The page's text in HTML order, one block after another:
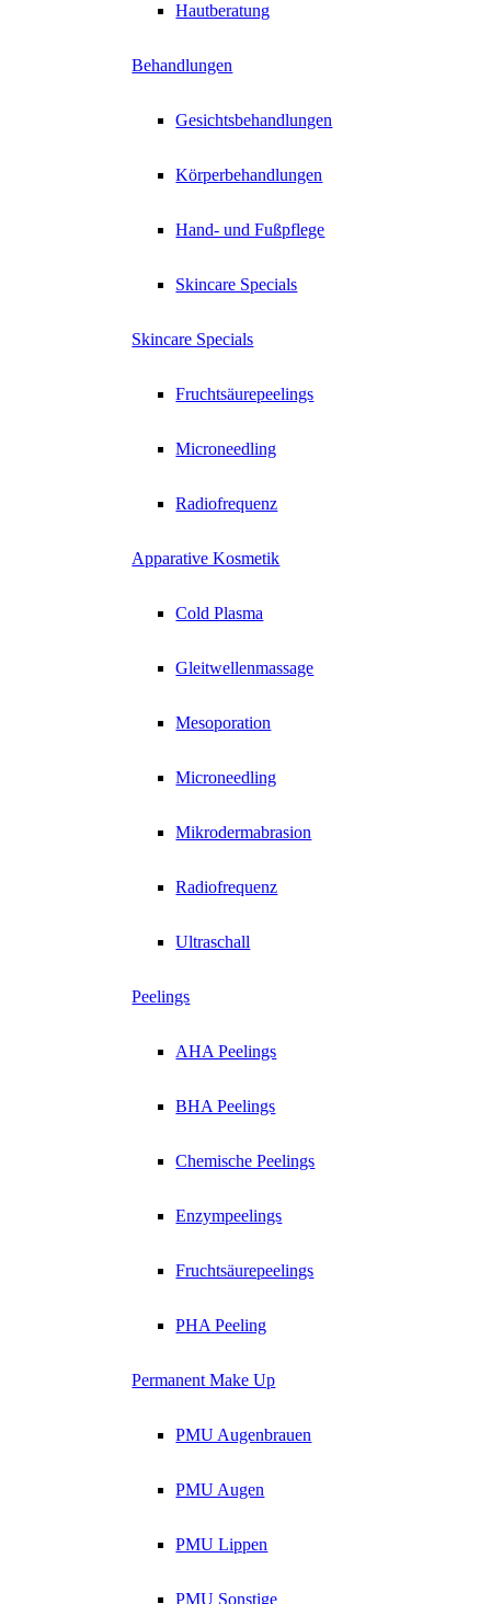
Hautberatung
Behandlungen
Gesichtsbehandlungen
Körperbehandlungen
Hand- und Fußpflege
Skincare Specials
Skincare Specials
Fruchtsäurepeelings
Microneedling
Radiofrequenz
Apparative Kosmetik
Cold Plasma
Gleitwellenmassage
Mesoporation
Microneedling
Mikrodermabrasion
Radiofrequenz
Ultraschall
Peelings
AHA Peelings
BHA Peelings
Chemische Peelings
Enzympeelings
Fruchtsäurepeelings
PHA Peeling
Permanent Make Up
PMU Augenbrauen
PMU Augen
PMU Lippen
PMU Sonstige